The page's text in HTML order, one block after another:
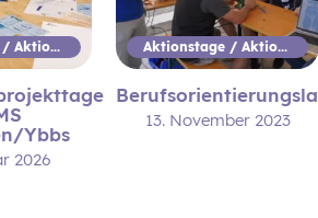
Aktionstage / Aktionswoche
Ybbs
2026
Aktionstage / Aktionswoche
13. November 2023